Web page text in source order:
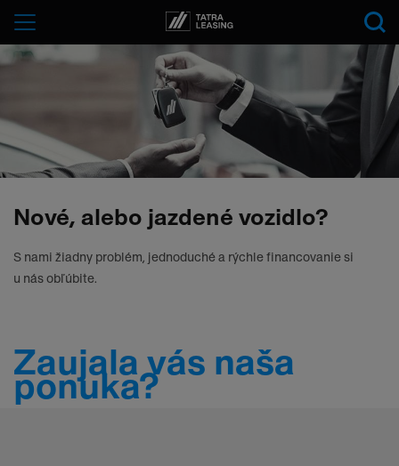
Menu
Tatra-
Nové, alebo jazdené vozidlo?
S nami žiadny problém, jednoduché a rýchle financovanie si
u nás obľúbite.
Zaujala vás naša
ponuka?